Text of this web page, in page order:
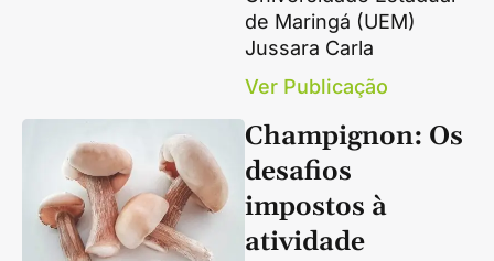
de Maringá (UEM)
Jussara Carla
Ver Publicação
Champignon: Os
desafios
impostos à
atividade